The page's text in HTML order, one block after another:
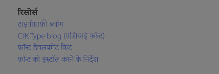
रिसोर्स
टाइपोग्राफ़ी ब्लॉग
CJK Type blog (एशियाई फ़ॉन्ट)
फ़ॉन्ट डेवलपमेंट किट
फ़ॉन्ट को इंस्टॉल करने के निर्देश